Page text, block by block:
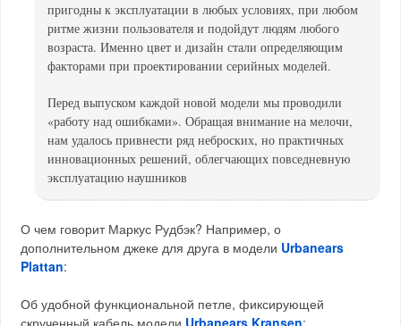
пригодны к эксплуатации в любых условиях, при любом
ритме жизни пользователя и подойдут людям любого
возраста. Именно цвет и дизайн стали определяющим
факторами при проектировании серийных моделей.
Перед выпуском каждой новой модели мы проводили
«работу над ошибками». Обращая внимание на мелочи,
нам удалось привнести ряд неброских, но практичных
инновационных решений, облегчающих повседневную
эксплуатацию наушников
О чем говорит Маркус Рудбэк? Например, о
дополнительном джеке для друга в модели Urbanears
Plattan:
Об удобной функциональной петле, фиксирующей
скрученный кабель модели Urbanears Kransen: